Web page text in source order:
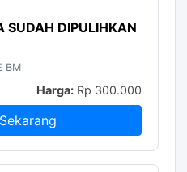
SUDAH DIPULIHKAN
BM
Harga:Rp 300.000